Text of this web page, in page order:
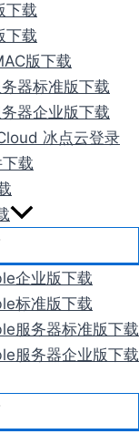
下载
下载
版下载
器标准版下载
器企业版下载
冰点云登录
载
企业版下载
标准版下载
服务器标准版下载
服务器企业版下载